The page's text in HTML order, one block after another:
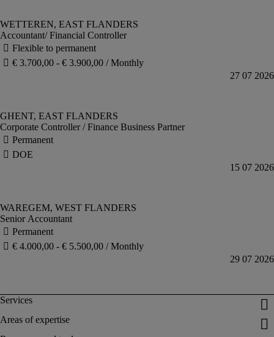
Accountant/ Financial Controller
Corporate Controller / Finance Business Partner
Senior Accountant